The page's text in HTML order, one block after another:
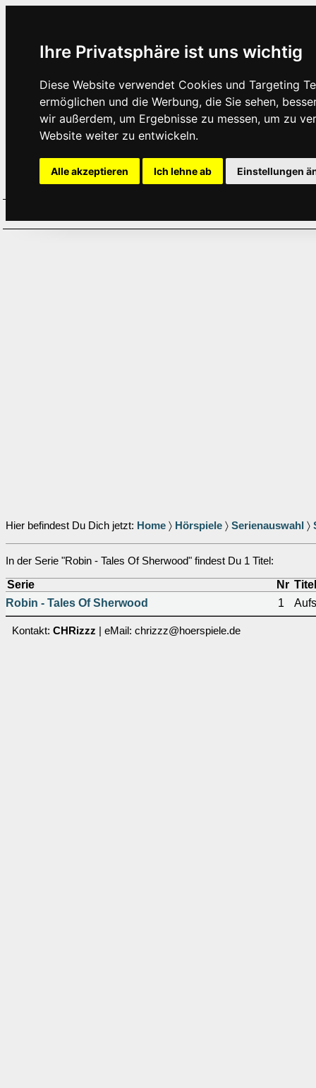
Ihre Privatsphäre ist uns wichtig
Diese Website verwendet Cookies und Targeting
ermöglichen und die Werbung, die Sie sehen,
wir außerdem, um Ergebnisse zu messen, um zu
Website weiter zu entwickeln.
Alle akzeptieren Ich lehne ab Einstellungen
Hier befindest Du Dich jetzt: Home 〉 Hörspiele 〉 Serienauswahl 〉
In der Serie "Robin - Tales Of Sherwood" findest Du 1 Titel:
Serie Nr Titel
Robin - Tales Of Sherwood
1
Kontakt: CHRizzz | eMail: chrizzz@hoerspiele.de